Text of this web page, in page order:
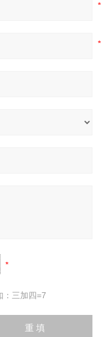
：三加四=7